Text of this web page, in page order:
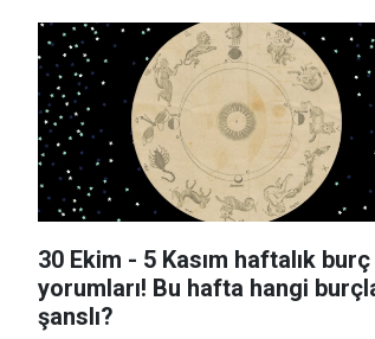
30 Ekim - 5 Kasım haftalık burç
yorumları! Bu hafta hangi
şanslı?